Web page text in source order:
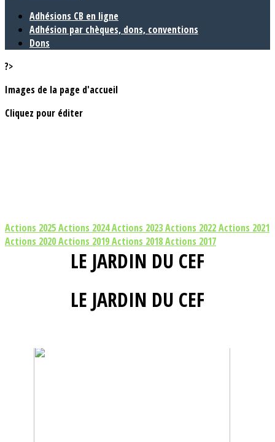
Adhésions CB en ligne
Adhésion par chèques, dons, conventions
Dons
?>
Images de la page d'accueil
Cliquez pour éditer
Actions 2025Actions 2024Actions 2023Actions 2022Actions 2021
Actions 2020Actions 2019Actions 2018Actions 2017
LE JARDIN DU CEF
LE JARDIN DU CEF